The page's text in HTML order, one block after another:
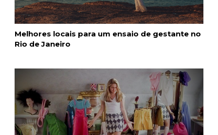
Melhores locais para um ensaio de gestante no
Rio de Janeiro